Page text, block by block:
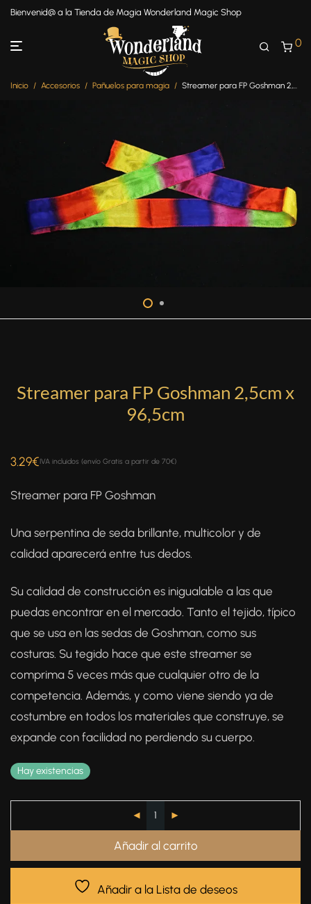
Bienvenid@ a la Tienda de Magia Wonderland Magic Shop
0
Inicio / Accesorios / Pañuelos para magia / Streamer para FP Goshman 2,5cm x 96,5cm
Streamer para FP Goshman 2,5cm x
96,5cm
3.29€IVA incluidos (envío Gratis a partir de 70€)
Streamer para FP Goshman
Una serpentina de seda brillante, multicolor y de
calidad aparecerá entre tus dedos.
Su calidad de construcción es inigualable a las que
puedas encontrar en el mercado. Tanto el tejido, típico
que se usa en las sedas de Goshman, como sus
costuras. Su tegido hace que este streamer se
comprima 5 veces más que cualquier otro de la
competencia. Además, y como viene siendo ya de
costumbre en todos los materiales que construye, se
expande con facilidad no perdiendo su cuerpo.
Hay existencias
Añadir al carrito
Añadir a la Lista de deseos